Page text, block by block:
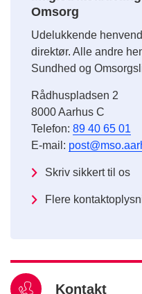
Omsorg
Udelukkende
direktør. Alle andre
Sundhed og
Rådhuspladsen 2
8000 Aarhus C
Telefon: 89 40 65 01
E-mail:
Skriv sikkert til os
Flere
Kontakt